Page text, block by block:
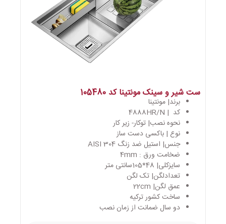
ست شیر و سینک مونتینا کد 105480
برند| مونتینا
کد | 4888HR/N
نحوه نصب| توکار- زیر کار
نوع | باکسی دست ساز
جنس| استیل ضد زنگ AISI 304
ضخامت ورق : 4mm
سایزکلی| 48*105سانتی متر
تعدادلگن| تک لگن
عمق لگن| 22cm
ساخت کشور ترکیه
دو سال ضمانت از زمان نصب